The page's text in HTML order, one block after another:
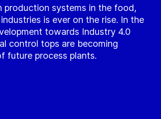
production systems in the food,
is ever on the rise. In the
towards Industry 4.0
control tops are becoming
future process plants.